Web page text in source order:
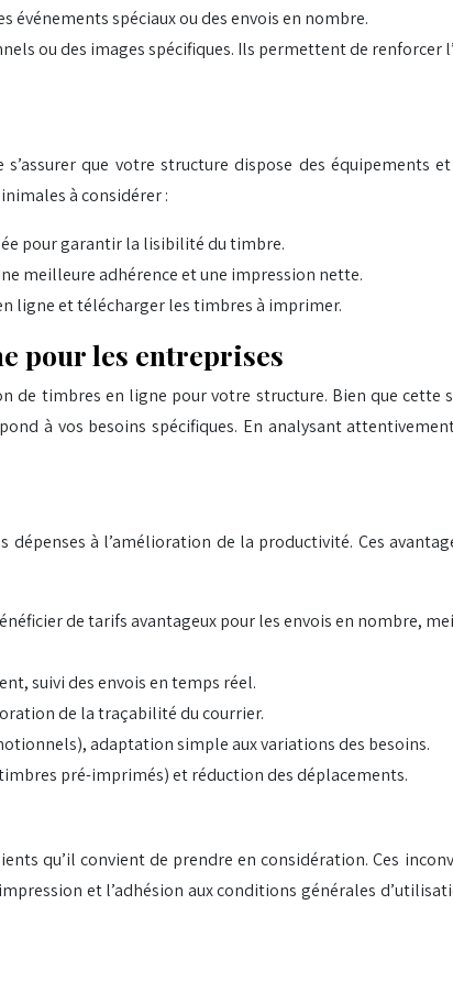
spéciaux ou des envois en nombre.
ou des images spécifiques. Ils permettent de renforcer
que votre structure dispose des équipements
à considérer :
pour garantir la lisibilité du timbre.
meilleure adhérence et une impression nette.
ligne et télécharger les timbres à imprimer.
pour les entreprises
de timbres en ligne pour votre structure. Bien que
à vos besoins spécifiques. En analysant
à l’amélioration de la productivité. Ces
de tarifs avantageux pour les envois en nombre,
suivi des envois en temps réel.
de la traçabilité du courrier.
adaptation simple aux variations des besoins.
pré-imprimés) et réduction des déplacements.
qu’il convient de prendre en considération. Ces
et l’adhésion aux conditions générales